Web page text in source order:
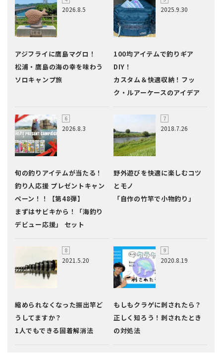
2026.8.5
アジフライに鷹島マグロ！
松浦・鷹島の海の幸を味わう
ソロキャンプ旅
2025.9.30
100均アイテムで釣りギア
DIY！
カスタム＆快適収納！フッ
ク・ルアーケースのアイデア
2026.8.3
旬の釣りアイテムが当たる！
釣り人応援 プレゼントキャン
ペーン！！【第48弾】
まずはサビキから！「海釣り
デビュー応援」 セット
2018.7.26
野外遊びを快適に楽しむコツ
とモノ
「自作の竹竿で小物釣り」
2021.5.20
縮められなくなった振出竿ど
うしてますか？
1人でもできる固着解消法
2020.8.19
もしもクラゲに刺されたら？
正しく知ろう！刺されたとき
の対処法